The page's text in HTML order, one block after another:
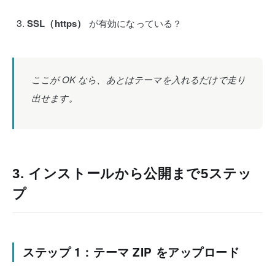
SSL（https） が有効になっている？
ここが OK なら、あとはテーマを入れるだけで走り
出せます。
3. インストールから公開まで5ステッ
プ
ステップ 1：テーマ ZIP をアップロード